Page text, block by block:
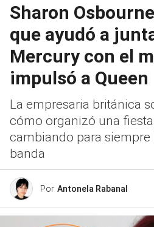
Sharon
que ayudó a
Mercury con el
impulsó a Queen
La empresaria británica
cómo organizó una
cambiando para siempre
banda
Por Antonela Rabanal